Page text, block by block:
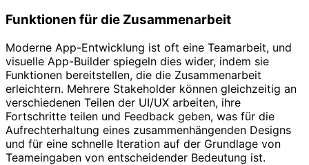
Funktionen für die Zusammenarbeit
Moderne App-Entwicklung ist oft eine Teamarbeit, und
visuelle App-Builder spiegeln dies wider, indem sie
Funktionen bereitstellen, die die Zusammenarbeit
erleichtern. Mehrere Stakeholder können gleichzeitig an
verschiedenen Teilen der UI/UX arbeiten, ihre
Fortschritte teilen und Feedback geben, was für die
Aufrechterhaltung eines zusammenhängenden Designs
und für eine schnelle Iteration auf der Grundlage von
Teameingaben von entscheidender Bedeutung ist.